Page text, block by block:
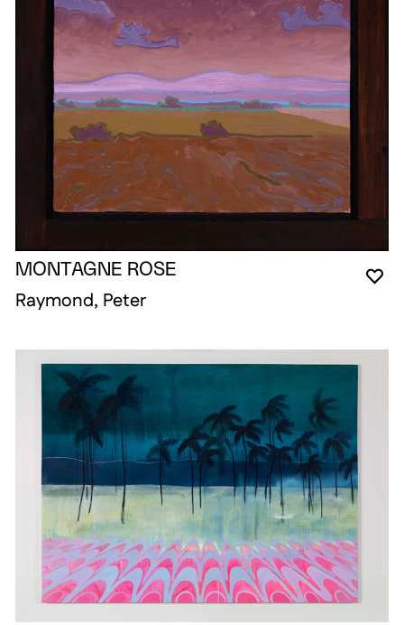
MONTAGNE ROSE
Raymond, Peter